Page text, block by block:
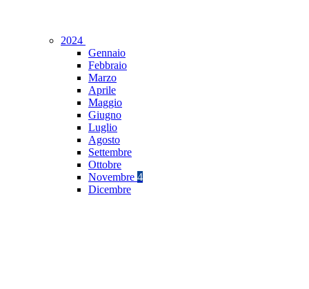
2024
Gennaio
Febbraio
Marzo
Aprile
Maggio
Giugno
Luglio
Agosto
Settembre
Ottobre
Novembre 4
Dicembre